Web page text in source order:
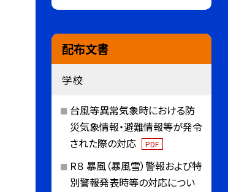
配布文書
学校
台風等異常気象時における防
災気象情報・避難情報等が発令
された際の対応
PDF
R８ 暴風（暴風雪）警報および特
別警報発表時等の対応につい